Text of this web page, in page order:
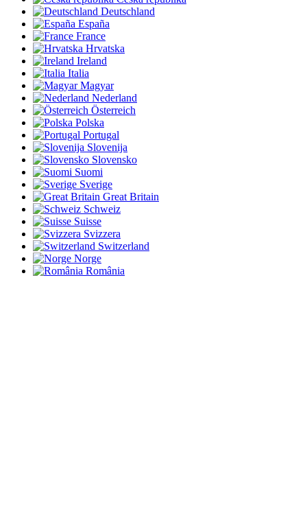
Deutschland
España
France
Hrvatska
Ireland
Italia
Magyar
Nederland
Österreich
Polska
Portugal
Slovenija
Slovensko
Suomi
Sverige
Great Britain
Schweiz
Suisse
Svizzera
Switzerland
Norge
România